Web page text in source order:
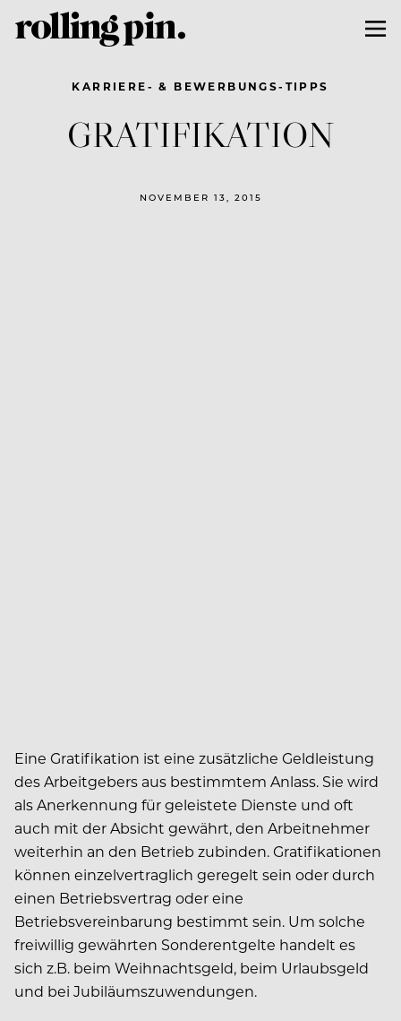
KARRIERE- & BEWERBUNGS-TIPPS
GRATIFIKATION
NOVEMBER 13, 2015
Eine Gratifikation ist eine zusätzliche Geldleistung
des Arbeitgebers aus bestimmtem Anlass. Sie wird
als Anerkennung für geleistete Dienste und oft
auch mit der Absicht gewährt, den Arbeitnehmer
weiterhin an den Betrieb zubinden. Gratifikationen
können einzelvertraglich geregelt sein oder durch
einen Betriebsvertrag oder eine
Betriebsvereinbarung bestimmt sein. Um solche
freiwillig gewährten Sonderentgelte handelt es
sich z.B. beim Weihnachtsgeld, beim Urlaubsgeld
und bei Jubiläumszuwendungen.